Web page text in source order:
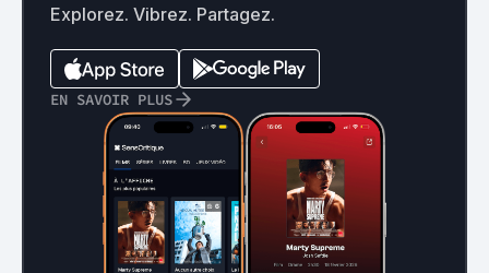
Explorez. Vibrez. Partagez.
EN SAVOIR PLUS